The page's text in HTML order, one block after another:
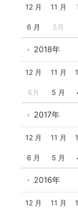
12 月 11 月
6 月 5月
2018年
12 月 11 月
6月 5 月
2017年
12 月 11 月
6 月 5 月
2016年
12 月 11 月